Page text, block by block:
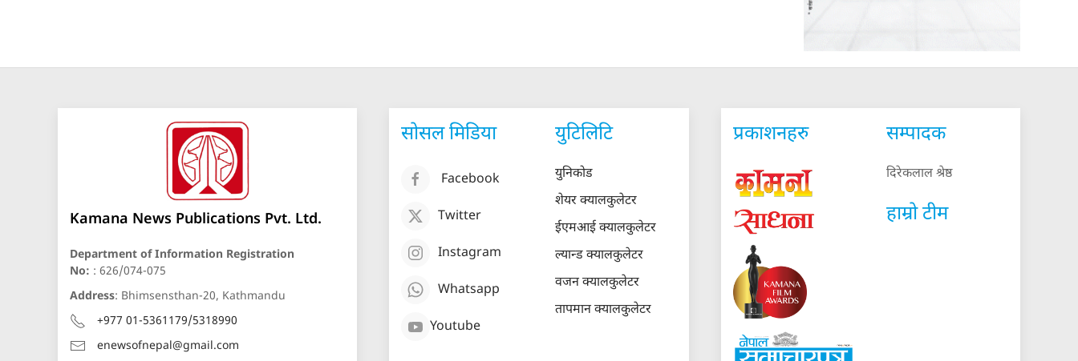
Kamana News Publications Pvt. Ltd.
Department of Information Registration
No: : 626/074-075
Address: Bhimsensthan-20, Kathmandu
+977 01-5361179/5318990
enewsofnepal@gmail.com
सोसल मिडिया
Facebook
Twitter
Instagram
Whatsapp
Youtube
युटिलिटि
युनिकोड
शेयर क्यालकुलेटर
ईएमआई क्यालकुलेटर
ल्यान्ड क्यालकुलेटर
वजन क्यालकुलेटर
तापमान क्यालकुलेटर
प्रकाशनहरु सम्पादक
दिरेकलाल श्रेष्ठ
हाम्रो टीम